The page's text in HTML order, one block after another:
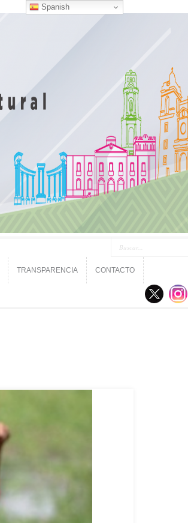
TRANSPARENCIA CONTACTO
Spanish